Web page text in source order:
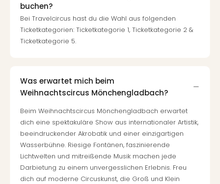
buchen?
Bei Travelcircus hast du die Wahl aus folgenden
Ticketkategorien: Ticketkategorie 1, Ticketkategorie 2 &
Ticketkategorie 5.
Was erwartet mich beim
Weihnachtscircus Mönchengladbach?
Beim Weihnachtscircus Mönchengladbach erwartet
dich eine spektakuläre Show aus internationaler Artistik,
beeindruckender Akrobatik und einer einzigartigen
Wasserbühne. Riesige Fontänen, faszinierende
Lichtwelten und mitreißende Musik machen jede
Darbietung zu einem unvergesslichen Erlebnis. Freu
dich auf moderne Circuskunst, die Groß und Klein